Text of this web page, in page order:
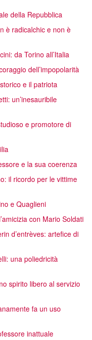
della Repubblica
è radicalchic e non è
da Torino all’Italia
dell’impopolarità
e il patriota
un’inesauribile
e promotore di
e la sua coerenza
il ricordo per le vittime
e Quaglieni
con Mario Soldati
d’entrèves: artefice di
una poliedricità
spirito libero al servizio
fa un uso
inattuale